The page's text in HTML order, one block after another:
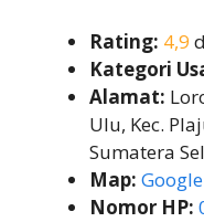
Rating: 4,9
Kategori
Alamat:
Ulu, Kec.
Sumatera
Map:
Nomor HP: